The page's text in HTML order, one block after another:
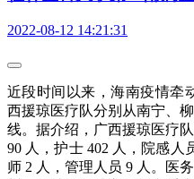
2022-08-12 14:21:31
近段时间以来，海南疫情牵
西援琼医疗队分别从南宁、
线。据介绍，广西援琼医疗
90 人，护士 402 人，院感人
师 2 人，管理人员 9 人。医